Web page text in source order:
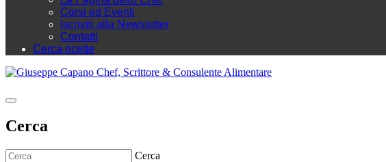
Corsi ed Eventi
Iscriviti alla Newsletter
Contatti
Cerca ricette
Cerca
Cerca